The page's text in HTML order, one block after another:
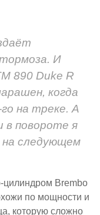
И
890 Duke R
когда
на треке. А
в повороте я
на следующем
цилиндром Brembo
по мощности и
которую сложно